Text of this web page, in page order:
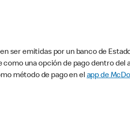
ser emitidas por un banco de
una opción de pago dentro del
método de pago en elapp de